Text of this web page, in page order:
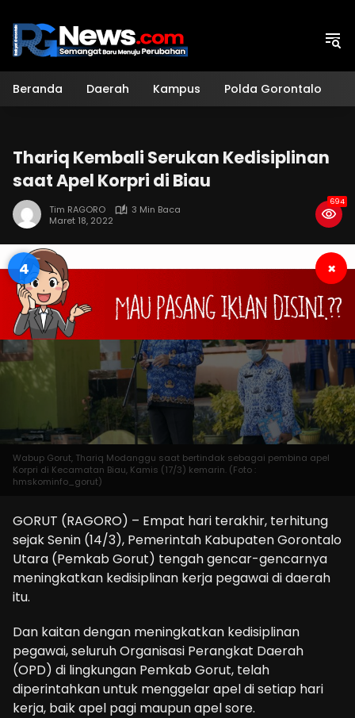
konten
Beranda Daerah Kampus Polda Gorontalo
Thariq Kembali Serukan Kedisiplinan
saat Apel Korpri di Biau
Tim RAGORO
3 Min Baca
Maret 18, 2022
694
3 ×
Wabup Gorut, Thariq Modanggu saat bertindak sebagai pembina apel
Korpri di Kecamatan Biau, Kamis (17/3) kemarin. (Foto :
hmskominfo_gorut)
GORUT (RAGORO) – Empat hari terakhir, terhitung
sejak Senin (14/3), Pemerintah Kabupaten Gorontalo
Utara (Pemkab Gorut) tengah gencar-gencarnya
meningkatkan kedisiplinan kerja pegawai di daerah
itu.
Dan kaitan dengan meningkatkan kedisiplinan
pegawai, seluruh Organisasi Perangkat Daerah
(OPD) di lingkungan Pemkab Gorut, telah
diperintahkan untuk menggelar apel di setiap hari
kerja, baik apel pagi maupun apel sore.